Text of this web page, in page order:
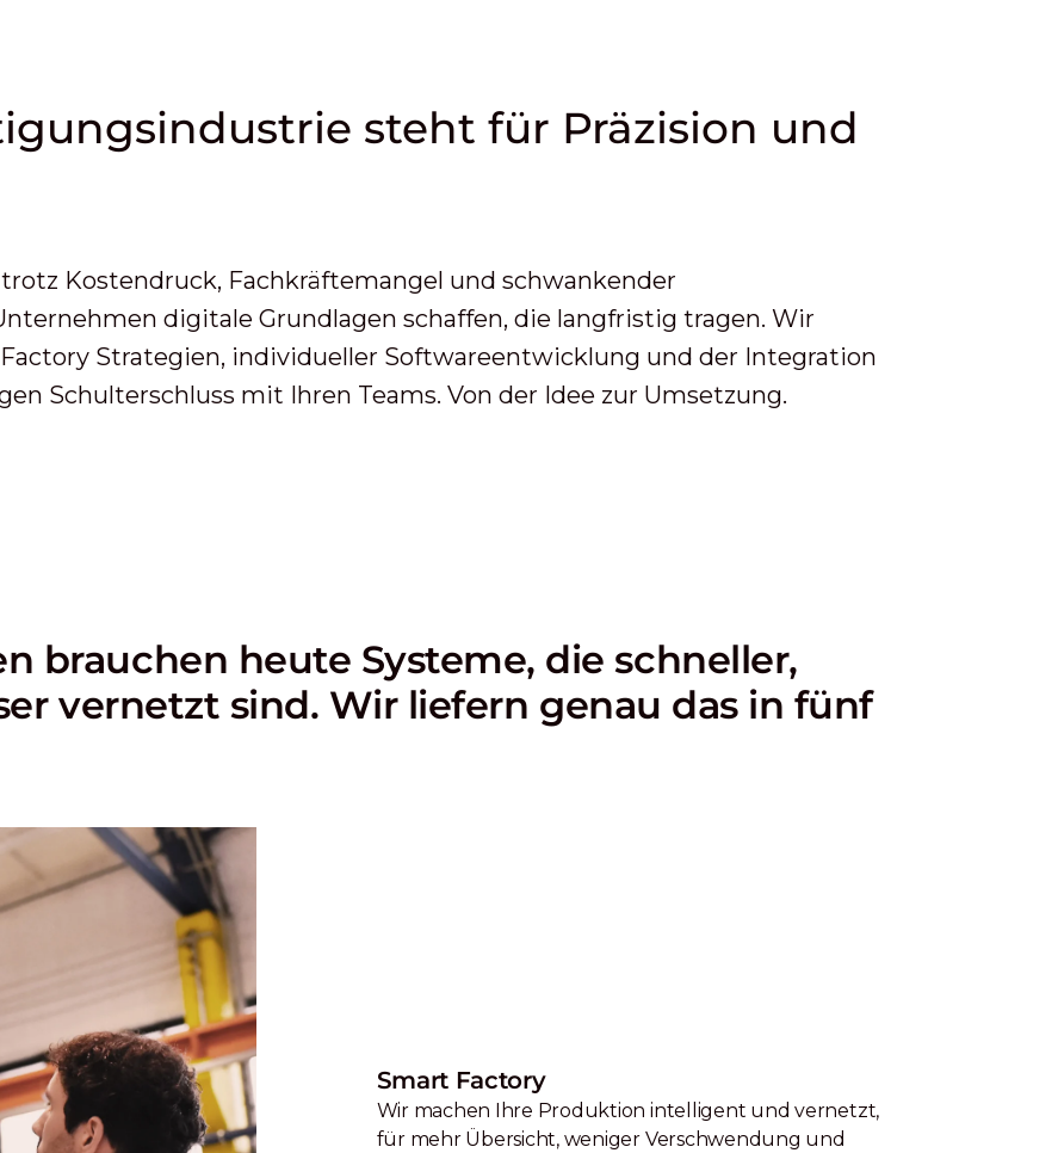
steht für Präzision und
Kostendruck, Fachkräftemangel und schwankender
digitale Grundlagen schaffen, die langfristig tragen. Wir
Strategien, individueller Softwareentwicklung und der Integration
Schulterschluss mit Ihren Teams. Von der Idee zur Umsetzung.
brauchen heute Systeme, die schneller,
vernetzt sind. Wir liefern genau das in fünf
Smart Factory
Wir machen Ihre Produktion intelligent und vernetzt,
für mehr Übersicht, weniger Verschwendung und